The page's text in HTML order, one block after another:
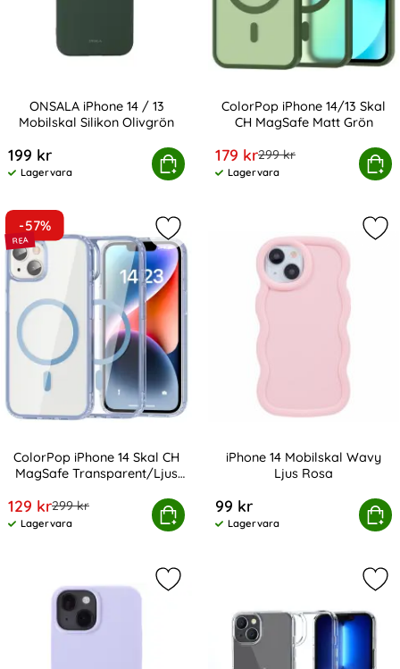
ONSALA iPhone 14 / 13
Mobilskal Silikon Olivgrön
199 kr
Tillgänglighet:
Lagervara
Köp
iPhone 14 / 13 Mobilskal Silikon Olivgrön
ColorPop iPhone 14/13 Skal
CH MagSafe Matt Grön
rea pris
179 krtidigare pris
299 kr
Tillgänglighet:
Lagervara
Köp
ColorPop iPhone 14/13 Skal
-57%
ColorPop iPhone 14 Skal CH
MagSafe Transparent/Ljus
rea pris
129 krtidigare pris
299 kr
Tillgänglighet:
Lagervara
Köp
iPhone 14 Skal CH MagSafe Transparent/Ljus Blå
Markera colorPop iPhone 14 Skal
iPhone 14 Mobilskal Wavy
Ljus Rosa
99 kr
Tillgänglighet:
Lagervara
Köp
iPhone 14 Mobilskal
Markera holdit iPhone 14 / 13 Skal